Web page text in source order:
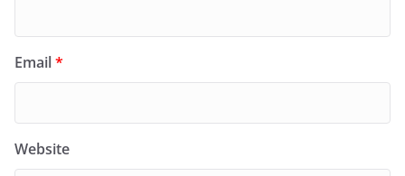
Email*
Website